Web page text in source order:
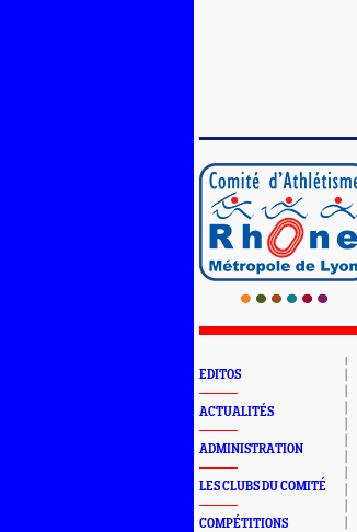
EDITOS
ACTUALITÉS
ADMINISTRATION
LES CLUBS DU COMITÉ
COMPÉTITIONS